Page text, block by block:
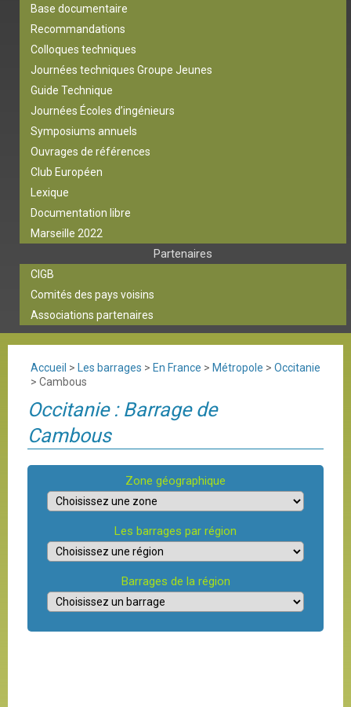
Base documentaire
Recommandations
Colloques techniques
Journées techniques Groupe Jeunes
Guide Technique
Journées Écoles d’ingénieurs
Symposiums annuels
Ouvrages de références
Club Européen
Lexique
Documentation libre
Marseille 2022
Partenaires
CIGB
Comités des pays voisins
Associations partenaires
Accueil > Les barrages > En France > Métropole > Occitanie
> Cambous
Occitanie : Barrage de
Cambous
Zone géographique
Les barrages par région
Barrages de la région